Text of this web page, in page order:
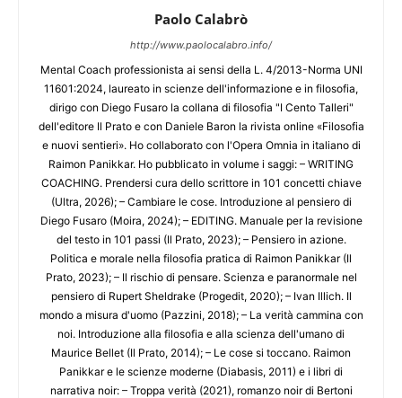
Paolo Calabrò
http://www.paolocalabro.info/
Mental Coach professionista ai sensi della L. 4/2013-Norma UNI
11601:2024, laureato in scienze dell'informazione e in filosofia,
dirigo con Diego Fusaro la collana di filosofia "I Cento Talleri"
dell'editore Il Prato e con Daniele Baron la rivista online «Filosofia
e nuovi sentieri». Ho collaborato con l'Opera Omnia in italiano di
Raimon Panikkar. Ho pubblicato in volume i saggi: – WRITING
COACHING. Prendersi cura dello scrittore in 101 concetti chiave
(Ultra, 2026); – Cambiare le cose. Introduzione al pensiero di
Diego Fusaro (Moira, 2024); – EDITING. Manuale per la revisione
del testo in 101 passi (Il Prato, 2023); – Pensiero in azione.
Politica e morale nella filosofia pratica di Raimon Panikkar (Il
Prato, 2023); – Il rischio di pensare. Scienza e paranormale nel
pensiero di Rupert Sheldrake (Progedit, 2020); – Ivan Illich. Il
mondo a misura d'uomo (Pazzini, 2018); – La verità cammina con
noi. Introduzione alla filosofia e alla scienza dell'umano di
Maurice Bellet (Il Prato, 2014); – Le cose si toccano. Raimon
Panikkar e le scienze moderne (Diabasis, 2011) e i libri di
narrativa noir: – Troppa verità (2021), romanzo noir di Bertoni